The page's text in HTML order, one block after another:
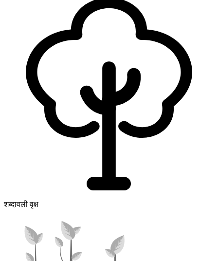
शब्दावली वृक्ष